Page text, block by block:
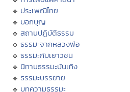
ประเพณีไทย
บอกบุญ
สถานปฏิบัติธรรม
ธรรมะจากหลวงพ่อ
ธรรมะกับเยาวชน
นิทานธรรมะบันเทิง
ธรรมะบรรยาย
บทความธรรมะ